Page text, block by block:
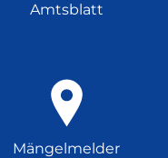
Amtsblatt
Mängelmelder